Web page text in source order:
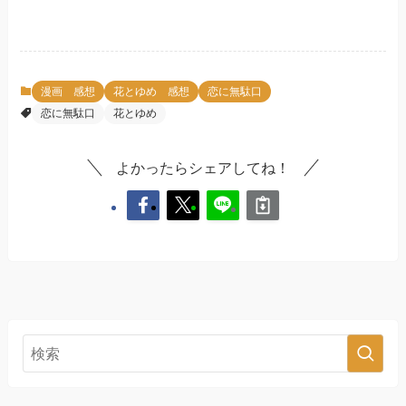
漫画 感想 花とゆめ 感想
恋に無駄口
恋に無駄口
花とゆめ
よかったらシェアしてね！